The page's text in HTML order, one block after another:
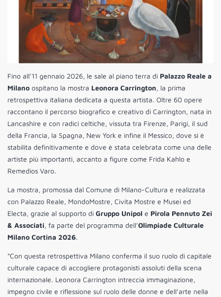
Fino all’11 gennaio 2026, le sale al piano terra di Palazzo Reale a
Milano ospitano la mostra Leonora Carrington, la prima
retrospettiva italiana dedicata a questa artista. Oltre 60 opere
raccontano il percorso biografico e creativo di Carrington, nata in
Lancashire e con radici celtiche, vissuta tra Firenze, Parigi, il sud
della Francia, la Spagna, New York e infine il Messico, dove si è
stabilita definitivamente e dove è stata celebrata come una delle
artiste più importanti, accanto a figure come Frida Kahlo e
Remedios Varo.
La mostra, promossa dal Comune di Milano-Cultura e realizzata
con Palazzo Reale, MondoMostre, Civita Mostre e Musei ed
Electa, grazie al supporto di Gruppo Unipol e Pirola Pennuto Zei
& Associati, fa parte del programma dell’Olimpiade Culturale
Milano Cortina 2026.
“Con questa retrospettiva Milano conferma il suo ruolo di capitale
culturale capace di accogliere protagonisti assoluti della scena
internazionale. Leonora Carrington intreccia immaginazione,
impegno civile e riflessione sul ruolo delle donne e dell’arte nella